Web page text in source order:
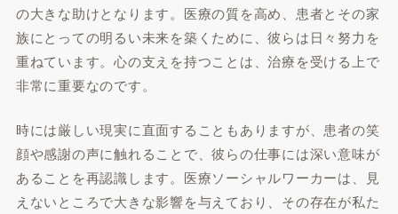
の大きな助けとなります。医療の質を高め、患者とその家
族にとっての明るい未来を築くために、彼らは日々努力を
重ねています。心の支えを持つことは、治療を受ける上で
非常に重要なのです。
時には厳しい現実に直面することもありますが、患者の笑
顔や感謝の声に触れることで、彼らの仕事には深い意味が
あることを再認識します。医療ソーシャルワーカーは、見
えないところで大きな影響を与えており、その存在が私た